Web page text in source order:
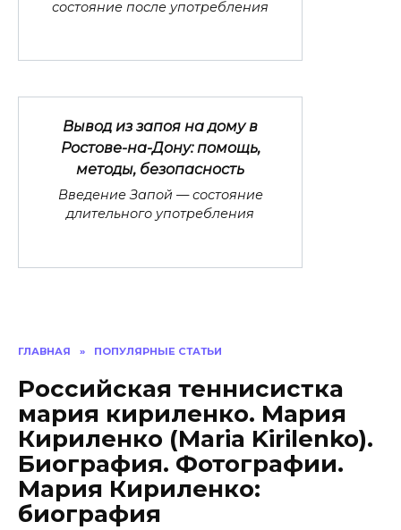
ГЛАВНАЯ » ПОПУЛЯРНЫЕ СТАТЬИ
Российская теннисистка
мария кириленко. Мария
Кириленко (Maria Kirilenko).
Биография. Фотографии.
Мария Кириленко:
биография
состояние после употребления
Вывод из запоя на дому в
Ростове-на-Дону: помощь,
методы, безопасность
Введение Запой — состояние
длительного употребления